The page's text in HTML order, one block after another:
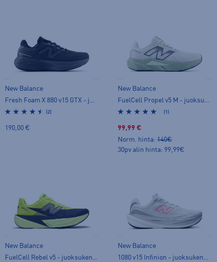
New Balance
(2)
190,00 €
New Balance
(1)
99,99 €
Norm. hinta: 140€
30pv alin hinta: 99,99€
New Balance
FuelCell Rebel v5 - juoksukengät
New Balance
1080 v15 Infinion - juoksukengät